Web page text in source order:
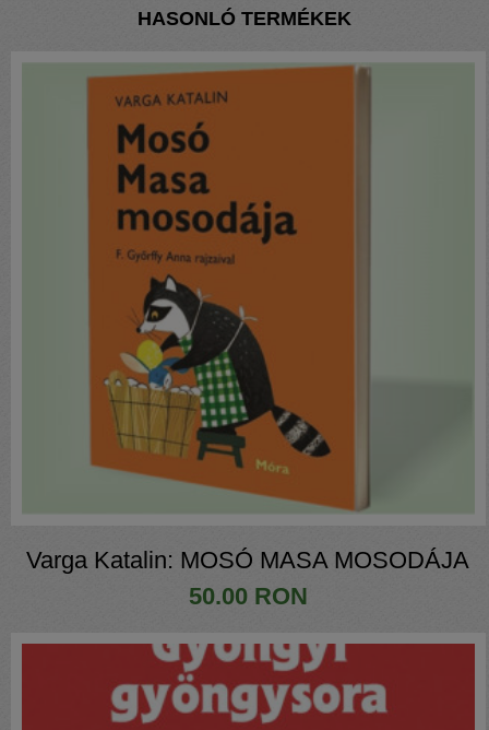
HASONLÓ TERMÉKEK
Varga Katalin: MOSÓ MASA MOSODÁJA
50.00 RON